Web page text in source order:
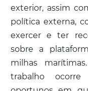
exterior, assim
política externa,
exercer e ter
sobre a
milhas
trabalho